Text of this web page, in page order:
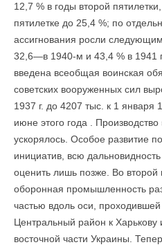
12,7 % в годы второй
пятилетке до 25,4 %; по
ассигнования росли
32,6—в 1940-м и 43,4 % в 1941
введена всеобщая воинская
советских вооруженных сил
1937 г. до 4207 тыс. к 1 января
июне этого года .
ускорялось. Особое развитие
инициатив, всю
оценить лишь позже. Во второй
оборонная промышленность
частью вдоль оси,
Центральный район к Харькову
восточной части Украины.